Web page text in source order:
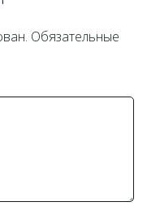
Обязательные